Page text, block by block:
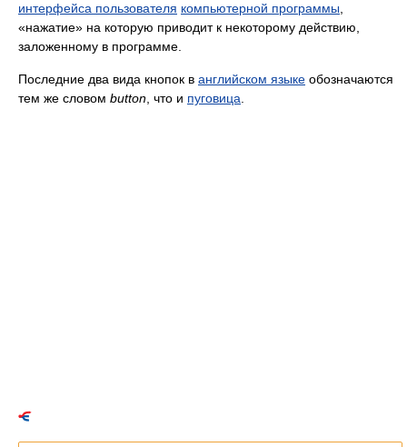
интерфейса пользователя компьютерной программы
«нажатие» на которую приводит к некоторому действию,
заложенному в программе.
Последние два вида кнопок в английском языке обозначаются
тем же словом button , что и пуговица